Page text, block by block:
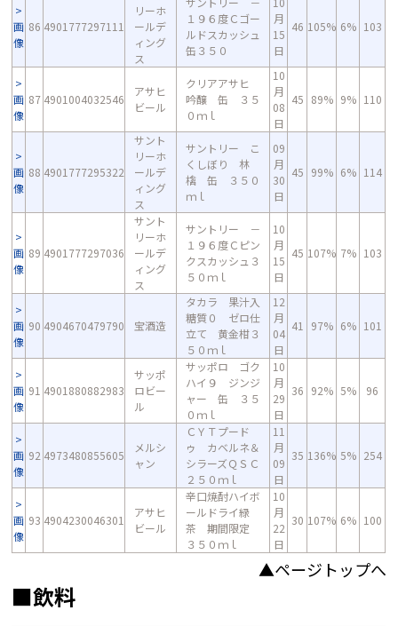
画
像
86 4901777297111
リーホ
ールデ
ィング
ス
１９６度Ｃゴー
ルドスカッシュ
缶３５０
月
15
日
46 105% 6% 103
画
像
87 4901004032546
アサヒ
ビール
クリアアサヒ
吟醸 缶 ３５
０ｍｌ
10
月
08
日
45 89% 9% 110
画
像
88 4901777295322
サント
リーホ
ールデ
ィング
ス
サントリー こ
くしぼり 林
檎 缶 ３５０
ｍｌ
09
月
30
日
45 99% 6% 114
画
像
89 4901777297036
サント
リーホ
ールデ
ィング
ス
サントリー －
１９６度Ｃピン
クスカッシュ３
５０ｍｌ
10
月
15
日
45 107% 7% 103
画
像
90 4904670479790 宝酒造
タカラ 果汁入
糖質０ ゼロ仕
立て 黄金柑３
５０ｍｌ
12
月
04
日
41 97% 6% 101
画
像
91 4901880882983
サッポ
ロビー
ル
サッポロ ゴク
ハイ９ ジンジ
ャー 缶 ３５
０ｍｌ
10
月
29
日
36 92% 5% 96
画
像
92 4973480855605
メルシ
ャン
ＣＹＴプード
ゥ カベルネ＆
シラーズＱＳＣ
２５０ｍｌ
11
月
09
日
35 136% 5% 254
画
像
93 4904230046301
アサヒ
ビール
辛口焼酎ハイボ
ールドライ緑
茶 期間限定
３５０ｍｌ
10
月
22
日
30 107% 6% 100
▲ページトップへ
■飲料